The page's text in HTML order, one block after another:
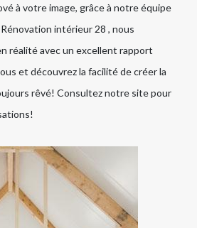
à votre image, grâce à notre équipe
intérieur 28 , nous
réalité avec un excellent rapport
et découvrez la facilité de créer la
rêvé! Consultez notre site pour